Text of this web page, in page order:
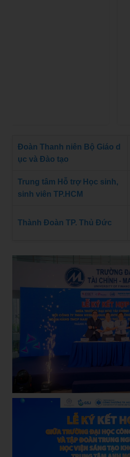
Đoàn Thanh niên Bộ Giáo d
ục và Đào tạo
Trung tâm Hỗ trợ Học sinh,
sinh viên TP.HCM
Thành Đoàn TP. Thủ Đức